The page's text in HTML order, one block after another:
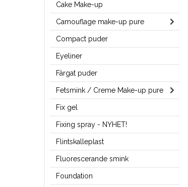
Cake Make-up
Camouflage make-up pure
Compact puder
Eyeliner
Färgat puder
Fetsmink / Creme Make-up pure
Fix gel
Fixing spray - NYHET!
Flintskalleplast
Fluorescerande smink
Foundation